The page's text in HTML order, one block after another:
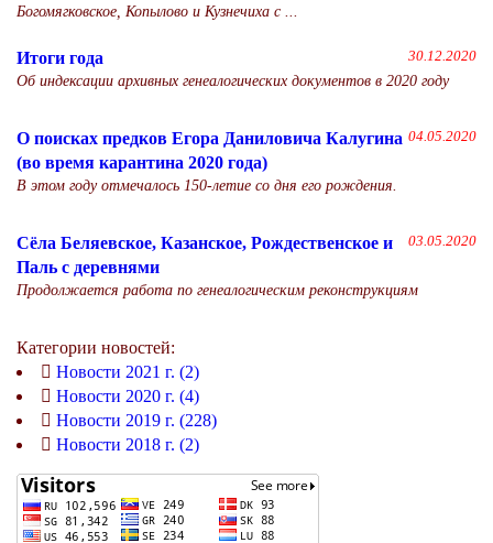
Богомягковское, Копылово и Кузнечиха с ...
30.12.2020
Итоги года
Об индексации архивных генеалогических документов в 2020 году
04.05.2020
О поисках предков Егора Даниловича Калугина
(во время карантина 2020 года)
В этом году отмечалось 150-летие со дня его рождения.
03.05.2020
Сёла Беляевское, Казанское, Рождественское и
Паль с деревнями
Продолжается работа по генеалогическим реконструкциям
Категории новостей:
Новости 2021 г. (2)
Новости 2020 г. (4)
Новости 2019 г. (228)
Новости 2018 г. (2)